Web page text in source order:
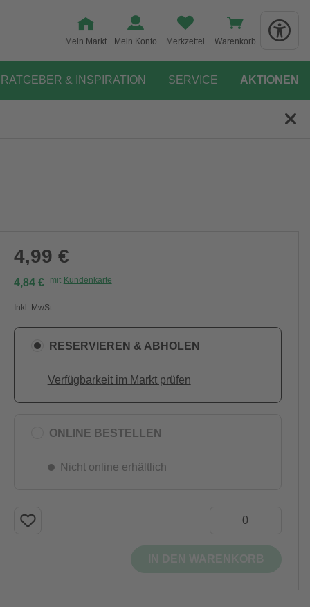
Mein Markt Mein Konto Merkzettel Warenkorb
RATGEBER & INSPIRATION SERVICE AKTIONEN
4,99 €
4,84 € mit Kundenkarte
Inkl. MwSt.
RESERVIEREN & ABHOLEN
Verfügbarkeit im Markt prüfen
ONLINE BESTELLEN
Nicht online erhältlich